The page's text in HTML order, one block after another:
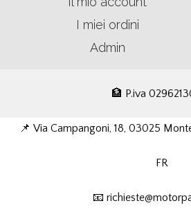
I miei ordini
Admin
🏦 P.iva
📌 Via Campangoni, 18, 03025
FR
📧